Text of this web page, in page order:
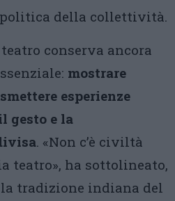
della collettività.
conserva ancora
mostrare
esperienze
gesto e la
. «Non c’è civiltà
teatro», ha sottolineato,
tradizione indiana del